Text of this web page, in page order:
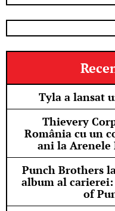
Tyla a lansat
Thievery
România cu un
ani la Arenele
Punch Brothers
album al carierei:
of